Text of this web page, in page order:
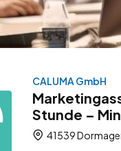
CALUMA GmbH
Stunde –
41539